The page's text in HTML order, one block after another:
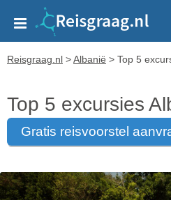
Reisgraag.nl >Albanië > Top 5
Top 5 excursies
gratis reisvoorstel